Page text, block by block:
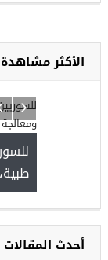
الأكثر مشاهدة
مجموعة فرص عمل